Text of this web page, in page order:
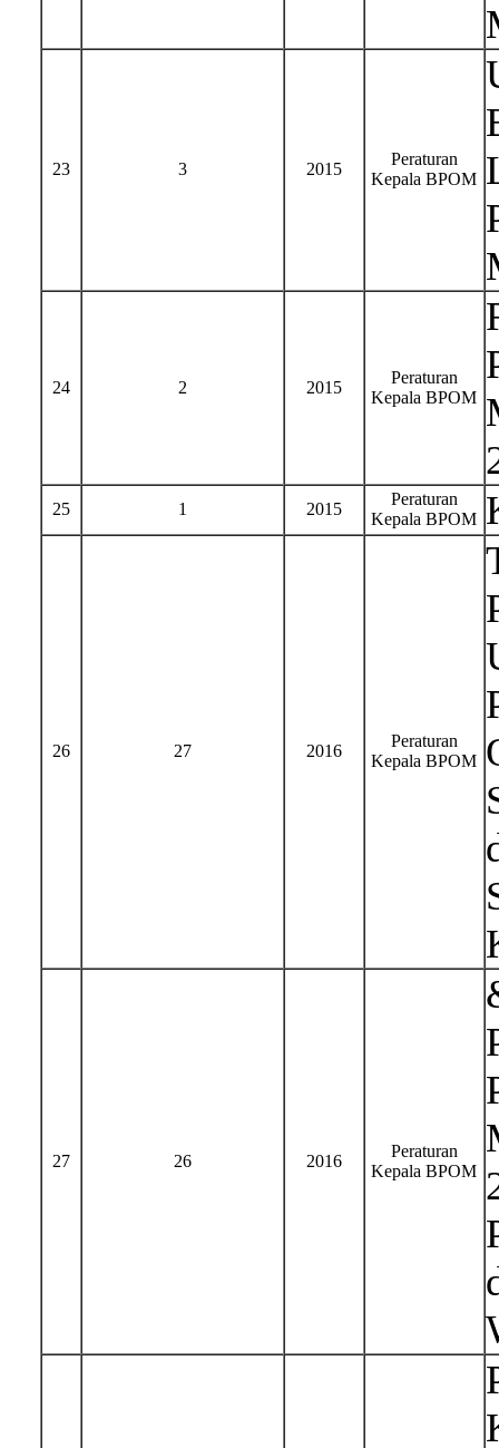
23 3 2015
Peraturan
Kepala BPOM
24 2 2015
Peraturan
Kepala BPOM
25 1 2015
Peraturan
Kepala BPOM
26 27 2016
Peraturan
Kepala BPOM
27 26 2016
Peraturan
Kepala BPOM